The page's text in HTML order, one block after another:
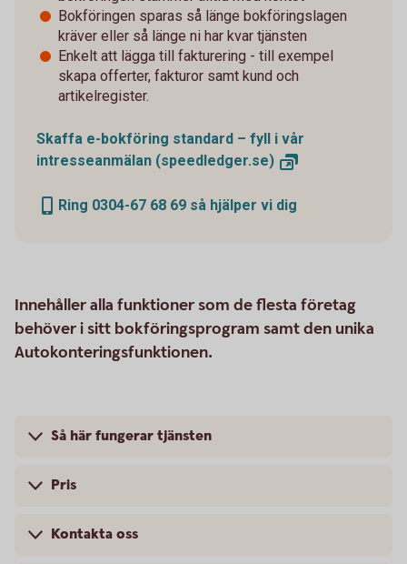
Bokföringen sparas så länge bokföringslagen
kräver eller så länge ni har kvar tjänsten
Enkelt att lägga till fakturering - till exempel
skapa offerter, fakturor samt kund och
artikelregister.
Skaffa e-bokföring standard – fyll i vår
intresseanmälan (speedledger.se)
Ring 0304-67 68 69 så hjälper vi dig
Innehåller alla funktioner som de flesta företag
behöver i sitt bokföringsprogram samt den unika
Autokonteringsfunktionen.
Så här fungerar tjänsten
Pris
Kontakta oss